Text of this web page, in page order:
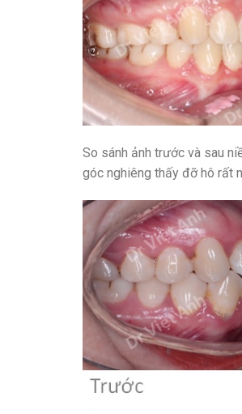
So sánh ảnh trước và sau
góc nghiêng thấy đỡ hô rất